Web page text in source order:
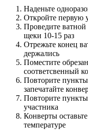
Наденьте
Откройте первую
Проведите
щеки 10-15 раз
Отрежьте конец
держались
Поместите
соответсвенный
Повторите пункты
запечатайте
Повторите
участника
Конверты
температуре